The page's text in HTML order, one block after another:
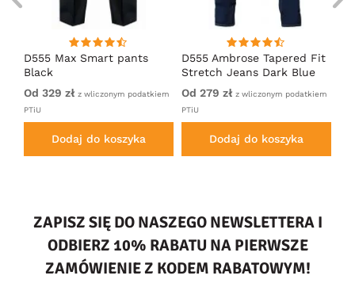
D555 Max Smart pants
Black
Od 329 zł z wliczonym podatkiem
PTiU
Dodaj do koszyka
D555 Ambrose Tapered Fit
Stretch Jeans Dark Blue
Od 279 zł z wliczonym podatkiem
PTiU
Dodaj do koszyka
ZAPISZ SIĘ DO NASZEGO NEWSLETTERA I
ODBIERZ 10% RABATU NA PIERWSZE
ZAMÓWIENIE Z KODEM RABATOWYM!